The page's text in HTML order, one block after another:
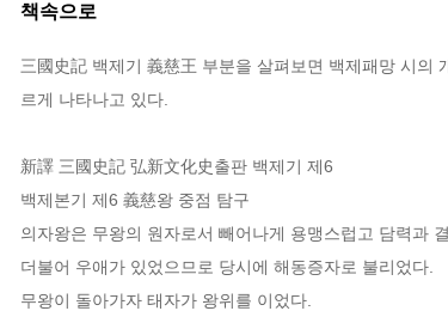
책속으로
三國史記 백제기 義慈王 부분을 살펴보면 백제패망 시의
르게 나타나고 있다.
新譯 三國史記 弘新文化史출판 백제기 제6
백제본기 제6 義慈왕 중점 탐구
의자왕은 무왕의 원자로서 빼어나게 용맹스럽고 담력과
더불어 우애가 있었으므로 당시에 해동증자로 불리었다.
무왕이 돌아가자 태자가 왕위를 이었다.